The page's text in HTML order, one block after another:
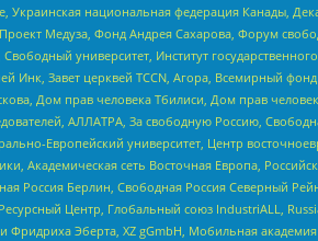
Украинская национальная федерация Канады,
Медуза, Фонд Андрея Сахарова, Форум
университет, Институт
Инк, Завет церквей TCCN, Агора, Всемирный
Дом прав человека Тбилиси, Дом прав
АЛЛАТРА, За свободную Россию,
Европейский университет, Центр
Академическая сеть Восточная Европа,
Россия Берлин, Свободная Россия Северный
Центр, Глобальный союз IndustriALL,
Фридриха Эберта, XZ gGmbH, Мобильная